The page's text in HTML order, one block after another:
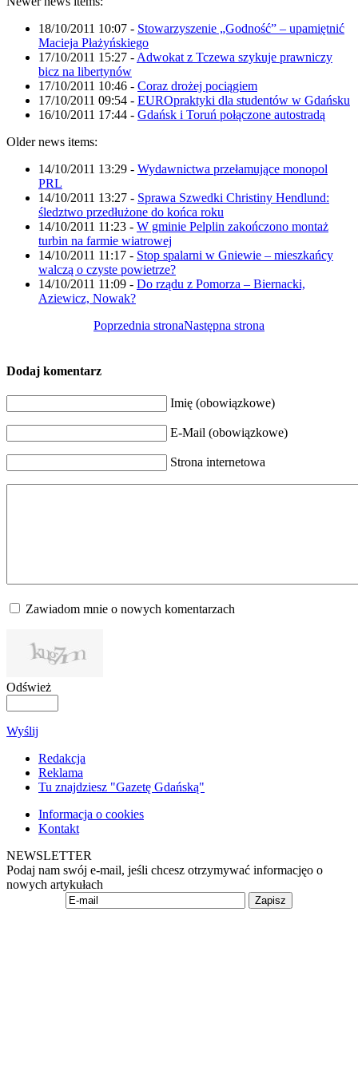
18/10/2011 10:07 - Stowarzyszenie „Godność” – upamiętnić
Macieja Płażyńskiego
17/10/2011 15:27 - Adwokat z Tczewa szykuje prawniczy
bicz na libertynów
17/10/2011 10:46 - Coraz drożej pociągiem
17/10/2011 09:54 - EUROpraktyki dla studentów w Gdańsku
16/10/2011 17:44 - Gdańsk i Toruń połączone autostradą
Older news items:
14/10/2011 13:29 - Wydawnictwa przełamujące monopol
PRL
14/10/2011 13:27 - Sprawa Szwedki Christiny Hendlund:
śledztwo przedłużone do końca roku
14/10/2011 11:23 - W gminie Pelplin zakończono montaż
turbin na farmie wiatrowej
14/10/2011 11:17 - Stop spalarni w Gniewie – mieszkańcy
walczą o czyste powietrze?
14/10/2011 11:09 - Do rządu z Pomorza – Biernacki,
Aziewicz, Nowak?
Poprzednia stronaNastępna strona
Dodaj komentarz
Imię (obowiązkowe)
E-Mail (obowiązkowe)
Strona internetowa
Zawiadom mnie o nowych komentarzach
Odśwież
Wyślij
Redakcja
Reklama
Tu znajdziesz "Gazetę Gdańską"
Informacja o cookies
Kontakt
NEWSLETTER
Podaj nam swój e-mail, jeśli chcesz otrzymywać informacjęo o
nowych artykułach
Zapisz